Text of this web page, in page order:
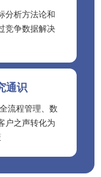
分析方法论和
竞争数据解决
通识
流程管理、数
户之声转化为